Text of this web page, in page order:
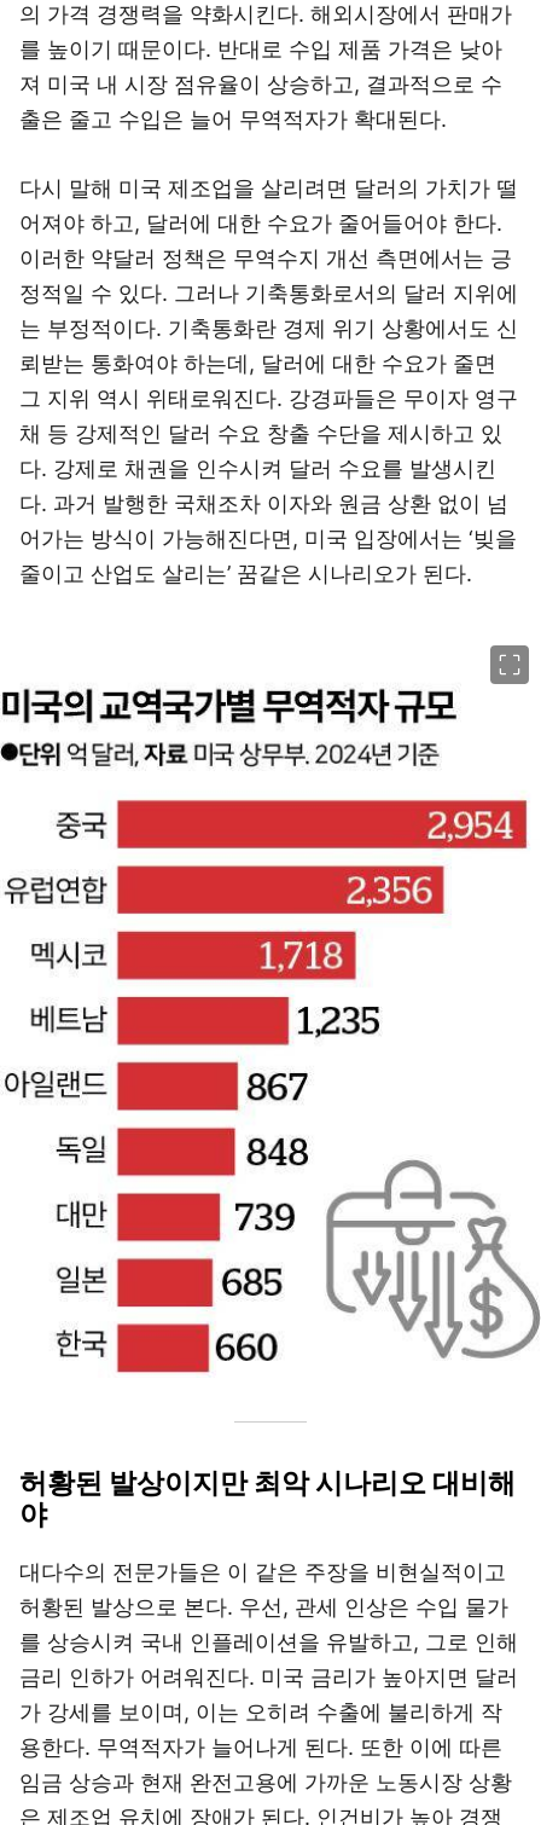
의 가격 경쟁력을 약화시킨다. 해외시장에서 판매가
를 높이기 때문이다. 반대로 수입 제품 가격은 낮아
져 미국 내 시장 점유율이 상승하고, 결과적으로 수
출은 줄고 수입은 늘어 무역적자가 확대된다.
다시 말해 미국 제조업을 살리려면 달러의 가치가 떨
어져야 하고, 달러에 대한 수요가 줄어들어야 한다.
이러한 약달러 정책은 무역수지 개선 측면에서는 긍
정적일 수 있다. 그러나 기축통화로서의 달러 지위에
는 부정적이다. 기축통화란 경제 위기 상황에서도 신
뢰받는 통화여야 하는데, 달러에 대한 수요가 줄면
그 지위 역시 위태로워진다. 강경파들은 무이자 영구
채 등 강제적인 달러 수요 창출 수단을 제시하고 있
다. 강제로 채권을 인수시켜 달러 수요를 발생시킨
다. 과거 발행한 국채조차 이자와 원금 상환 없이 넘
어가는 방식이 가능해진다면, 미국 입장에서는 ‘빚을
줄이고 산업도 살리는’ 꿈같은 시나리오가 된다.
허황된 발상이지만 최악 시나리오 대비해
야
대다수의 전문가들은 이 같은 주장을 비현실적이고
허황된 발상으로 본다. 우선, 관세 인상은 수입 물가
를 상승시켜 국내 인플레이션을 유발하고, 그로 인해
금리 인하가 어려워진다. 미국 금리가 높아지면 달러
가 강세를 보이며, 이는 오히려 수출에 불리하게 작
용한다. 무역적자가 늘어나게 된다. 또한 이에 따른
임금 상승과 현재 완전고용에 가까운 노동시장 상황
은 제조업 유치에 장애가 된다. 인건비가 높아 경쟁